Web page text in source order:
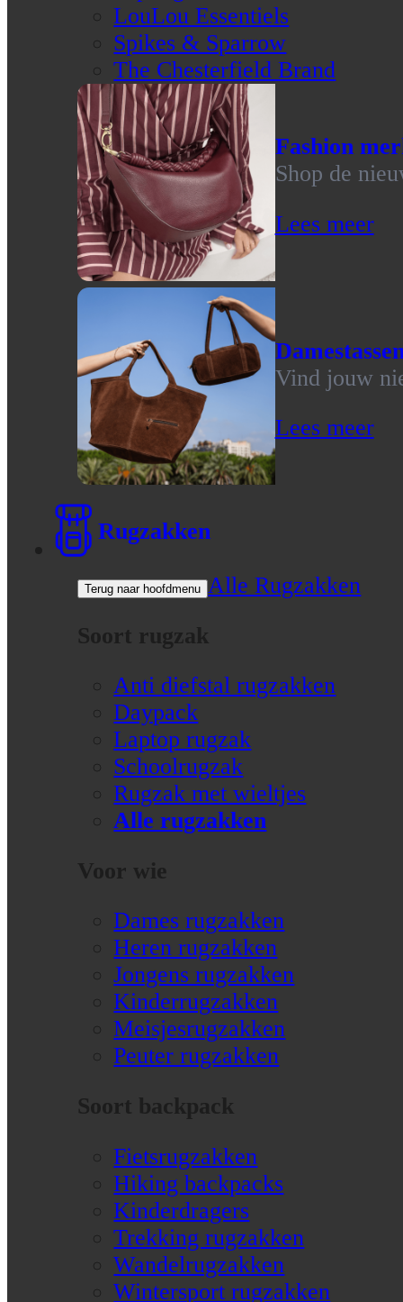
LouLou Essentiels
Spikes & Sparrow
The Chesterfield Brand
Fashion
Shop de
Lees meer
Vind jouw
Lees meer
Rugzakken
Terug naar hoofdmenu Alle Rugzakken
Soort rugzak
Anti diefstal rugzakken
Daypack
Laptop rugzak
Schoolrugzak
Rugzak met wieltjes
Alle rugzakken
Voor wie
Dames rugzakken
Heren rugzakken
Jongens rugzakken
Kinderrugzakken
Meisjesrugzakken
Peuter rugzakken
Soort backpack
Fietsrugzakken
Hiking backpacks
Kinderdragers
Trekking rugzakken
Wandelrugzakken
Wintersport rugzakken